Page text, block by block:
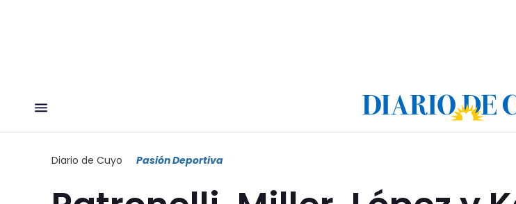
Diario de Cuyo Pasión Deportiva